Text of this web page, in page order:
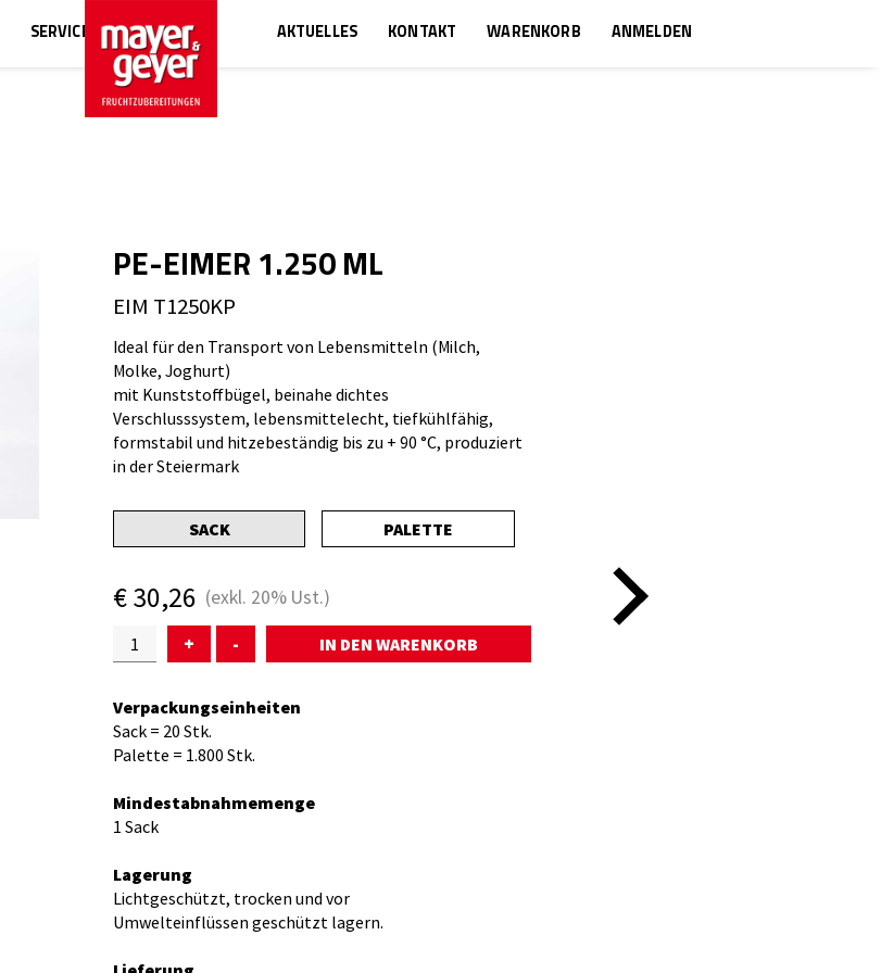
SERVICE AKTUELLES KONTAKT WARENKORB ANMELDEN
PE-EIMER 1.250 ML
EIM T1250KP
Ideal für den Transport von Lebensmitteln (Milch,
Molke, Joghurt)
mit Kunststoffbügel, beinahe dichtes
Verschlusssystem, lebensmittelecht, tiefkühlfähig,
formstabil und hitzebeständig bis zu + 90 °C, produziert
in der Steiermark
SACK PALETTE
€30,26 (exkl. 20% Ust.)
+
-
Verpackungseinheiten
Sack = 20 Stk.
Palette = 1.800 Stk.
Mindestabnahmemenge
1 Sack
Lagerung
Lichtgeschützt, trocken und vor
Umwelteinflüssen geschützt lagern.